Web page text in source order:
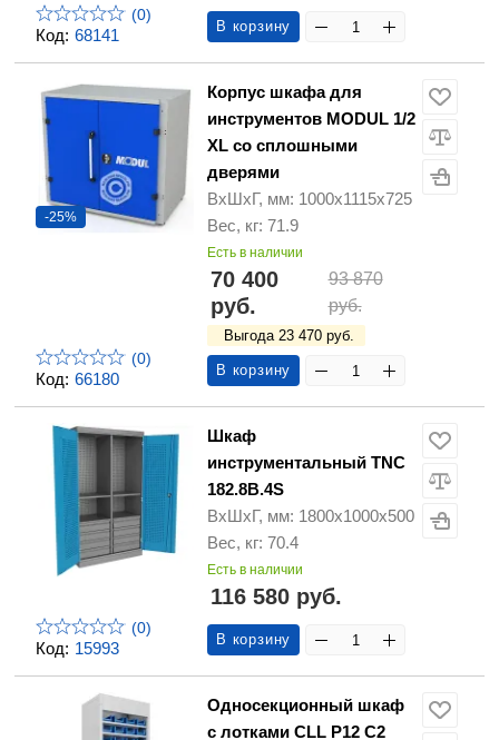
Код: 68141
(0)
В корзину
Код: 66180
-25%
(0)
Корпус шкафа для
инструментов MODUL 1/2
XL со сплошными
дверями
ВхШхГ, мм: 1000x1115x725
Вес, кг: 71.9
Есть в наличии
70 400
руб.
93 870
руб.
Выгода 23 470 руб.
В корзину
Код: 15993
(0)
Шкаф
инструментальный TNC
182.8B.4S
ВхШхГ, мм: 1800х1000х500
Вес, кг: 70.4
Есть в наличии
116 580 руб.
В корзину
Односекционный шкаф
с лотками CLL P12 C2